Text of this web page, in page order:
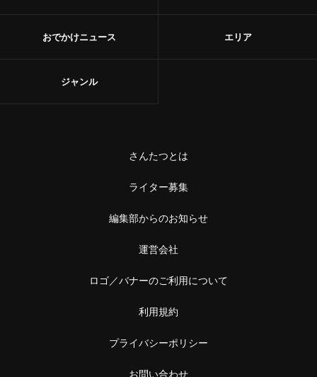
おでかけニュース エリア
ジャンル
さんたつとは
ライター募集
編集部からのお知らせ
運営会社
ロゴ／バナーのご利用について
利用規約
プライバシーポリシー
お問い合わせ